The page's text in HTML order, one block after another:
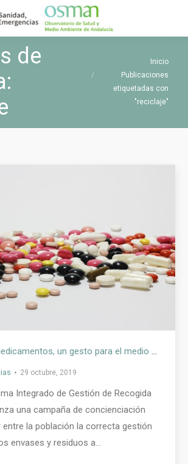
de
Inicio
Publicaciones
etiquetadas con
"reciclaje"
29 octubre, 2019
Integrado de Gestión de Recogida
una campaña de concienciación
la población la correcta gestión
envases y residuos a…